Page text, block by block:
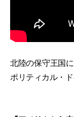
北陸の保守王国
ポリティカル・ド